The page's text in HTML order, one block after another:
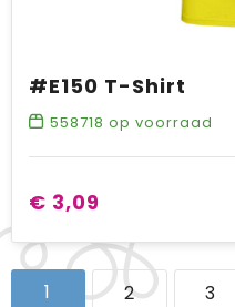
#E150 T-Shirt
558718 op voorraad
€ 3,09
1 2 3